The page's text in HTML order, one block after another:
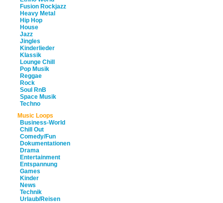
Fusion Rockjazz
Heavy Metal
Hip Hop
House
Jazz
Jingles
Kinderlieder
Klassik
Lounge Chill
Pop Musik
Reggae
Rock
Soul RnB
Space Musik
Techno
Music Loops
Business-World
Chill Out
Comedy/Fun
Dokumentationen
Drama
Entertainment
Entspannung
Games
Kinder
News
Technik
Urlaub/Reisen